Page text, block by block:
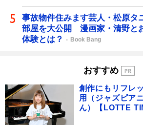
事故物件住みます芸人・松原タ
部屋を大公開 漫画家・清野と
体験とは？
Book Bang
おすすめ
創作にもリフレ
用（ジャズピア
ん）【LOTTE